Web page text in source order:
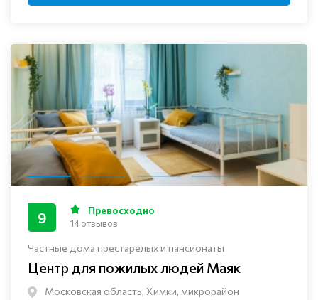
Частные дома престарелых и пансионаты
Центр для пожилых людей Маяк
Московская область, Химки, микрорайон
9 Превосходно
14 отзывов